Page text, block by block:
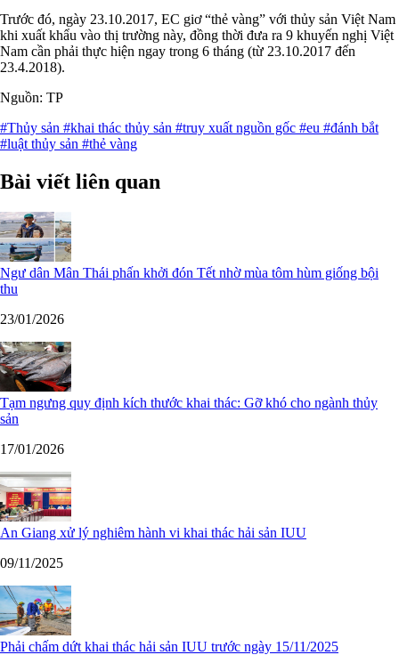
Trước đó, ngày 23.10.2017, EC giơ “thẻ vàng” với thủy sản Việt Nam
khi xuất khẩu vào thị trường này, đồng thời đưa ra 9 khuyến nghị Việt
Nam cần phải thực hiện ngay trong 6 tháng (từ 23.10.2017 đến
23.4.2018).
Nguồn: TP
#Thủy sản #khai thác thủy sản #truy xuất nguồn gốc #eu #đánh bắt
#luật thủy sản #thẻ vàng
Bài viết liên quan
Ngư dân Mân Thái phấn khởi đón Tết nhờ mùa tôm hùm giống bội
thu
23/01/2026
Tạm ngưng quy định kích thước khai thác: Gỡ khó cho ngành thủy
sản
17/01/2026
An Giang xử lý nghiêm hành vi khai thác hải sản IUU
09/11/2025
Phải chấm dứt khai thác hải sản IUU trước ngày 15/11/2025